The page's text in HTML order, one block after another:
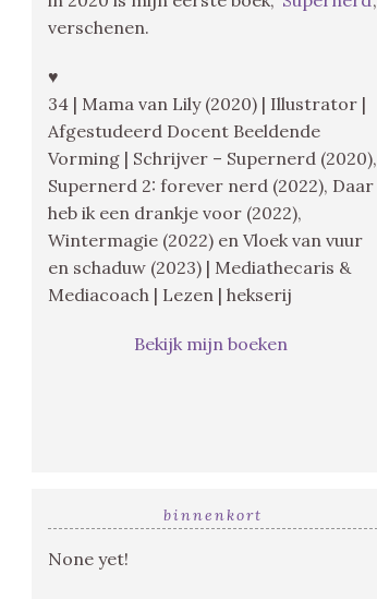
verschenen.
♥
34 | Mama van Lily (2020) | Illustrator |
Afgestudeerd Docent Beeldende
Vorming | Schrijver – Supernerd (2020),
Supernerd 2: forever nerd (2022), Daar
heb ik een drankje voor (2022),
Wintermagie (2022) en Vloek van vuur
en schaduw (2023) | Mediathecaris &
Mediacoach | Lezen | hekserij
Bekijk mijn boeken
binnenkort
None yet!